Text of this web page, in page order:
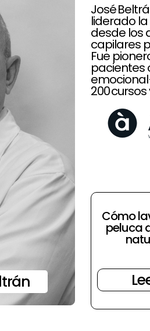
José
liderado
desde los
capilares
Fue
pacientes
200
Cómo
peluca